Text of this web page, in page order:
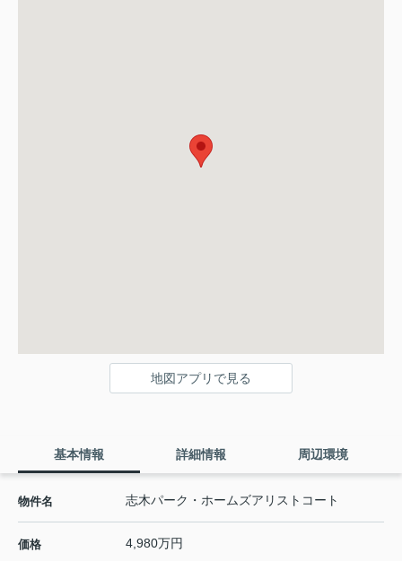
地図アプリで見る
基本情報 詳細情報 周辺環境
物件名 志木パーク・ホームズアリストコート
価格 4,980万円